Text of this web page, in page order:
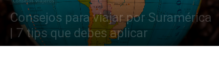
Consejos para viajar por Suramérica
| 7 tips que debes aplicar